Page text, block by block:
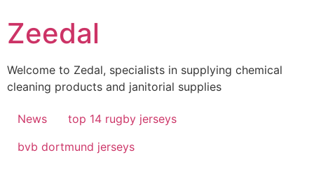
to
content
Zeedal
Welcome to Zedal, specialists in supplying chemical
cleaning products and janitorial supplies
News
top 14 rugby jerseys
bvb dortmund jerseys